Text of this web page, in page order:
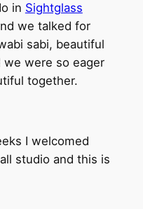
in Sightglass
we talked for
sabi, beautiful
we were so eager
together.
I welcomed
studio and this is